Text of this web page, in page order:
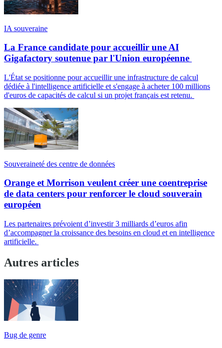
IA souveraine
La France candidate pour accueillir une AI
Gigafactory soutenue par l'Union européenne
L'État se positionne pour accueillir une infrastructure de calcul
dédiée à l'intelligence artificielle et s'engage à acheter 100 millions
d'euros de capacités de calcul si un projet français est retenu.
Souveraineté des centre de données
Orange et Morrison veulent créer une coentreprise
de data centers pour renforcer le cloud souverain
européen
Les partenaires prévoient d’investir 3 milliards d’euros afin
d’accompagner la croissance des besoins en cloud et en intelligence
artificielle.
Autres articles
Bug de genre